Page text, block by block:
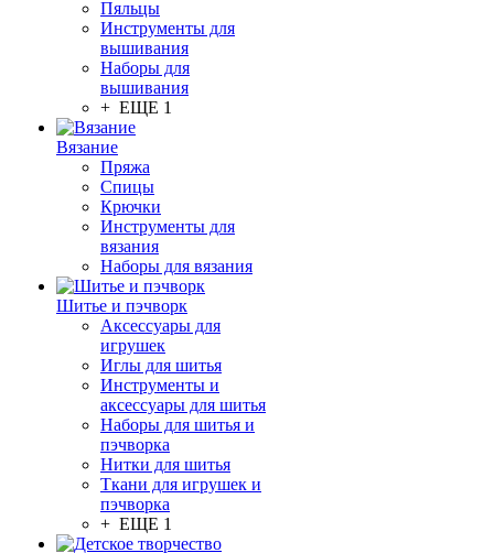
Пяльцы
Инструменты для
вышивания
Наборы для
вышивания
+ ЕЩЕ 1
Вязание
Пряжа
Спицы
Крючки
Инструменты для
вязания
Наборы для вязания
Шитье и пэчворк
Аксессуары для
игрушек
Иглы для шитья
Инструменты и
аксессуары для шитья
Наборы для шитья и
пэчворка
Нитки для шитья
Ткани для игрушек и
пэчворка
+ ЕЩЕ 1